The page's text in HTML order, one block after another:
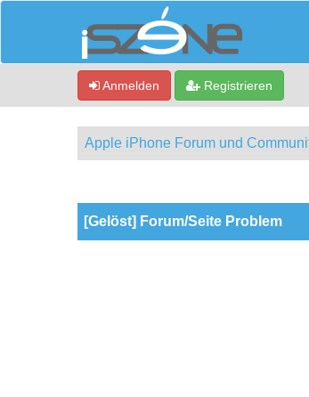
Anmelden Registrieren
Apple iPhone Forum und
[Gelöst] Forum/Seite Problem